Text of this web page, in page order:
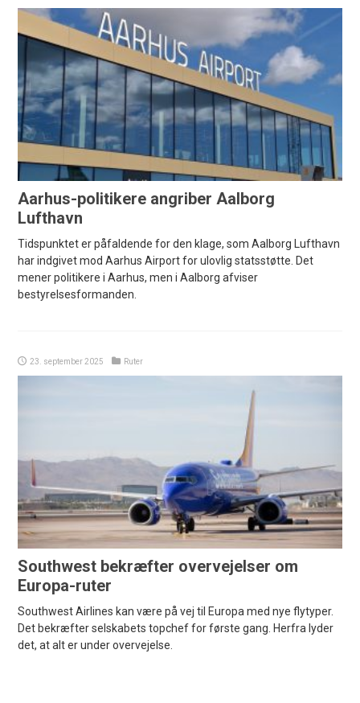
Aarhus-politikere angriber Aalborg
Lufthavn
Tidspunktet er påfaldende for den klage, som Aalborg Lufthavn
har indgivet mod Aarhus Airport for ulovlig statsstøtte. Det
mener politikere i Aarhus, men i Aalborg afviser
bestyrelsesformanden.
23. september 2025 Ruter
Southwest bekræfter overvejelser om
Europa-ruter
Southwest Airlines kan være på vej til Europa med nye flytyper.
Det bekræfter selskabets topchef for første gang. Herfra lyder
det, at alt er under overvejelse.